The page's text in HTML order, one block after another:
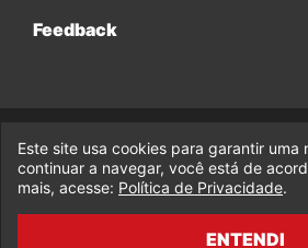
Feedback
© 2017-2026 Legado da Marvel, uma
Enterprises.
fabiolobo
Este site usa cookies para garantir uma
continuar a navegar, você está de
mais, acesse: Política de Privacidade.
ENTENDI